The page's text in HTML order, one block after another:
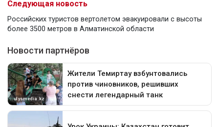
Следующая новость
Российских туристов вертолетом эвакуировали с высоты
более 3500 метров в Алматинской области